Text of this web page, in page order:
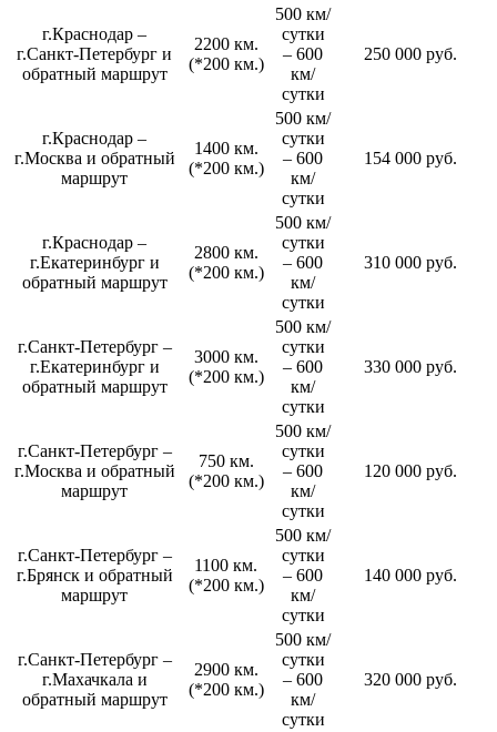
г.Краснодар –
г.Санкт-Петербург и
обратный маршрут
2200 км.
(*200 км.)
500 км/
сутки
– 600
км/
сутки
250 000 руб.
г.Краснодар –
г.Москва и обратный
маршрут
1400 км.
(*200 км.)
500 км/
сутки
– 600
км/
сутки
154 000 руб.
г.Краснодар –
г.Екатеринбург и
обратный маршрут
2800 км.
(*200 км.)
500 км/
сутки
– 600
км/
сутки
310 000 руб.
г.Санкт-Петербург –
г.Екатеринбург и
обратный маршрут
3000 км.
(*200 км.)
500 км/
сутки
– 600
км/
сутки
330 000 руб.
г.Санкт-Петербург –
г.Москва и обратный
маршрут
750 км.
(*200 км.)
500 км/
сутки
– 600
км/
сутки
120 000 руб.
г.Санкт-Петербург –
г.Брянск и обратный
маршрут
1100 км.
(*200 км.)
500 км/
сутки
– 600
км/
сутки
140 000 руб.
г.Санкт-Петербург –
г.Махачкала и
обратный маршрут
2900 км.
(*200 км.)
500 км/
сутки
– 600
км/
сутки
320 000 руб.